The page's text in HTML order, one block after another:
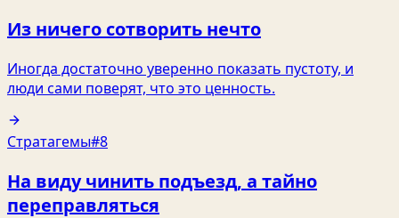
Из ничего сотворить нечто
Иногда достаточно уверенно показать пустоту, и
люди сами поверят, что это ценность.
Стратагемы#8
На виду чинить подъезд, а тайно
переправляться